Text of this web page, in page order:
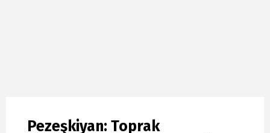
Pezeşkiyan: Toprak